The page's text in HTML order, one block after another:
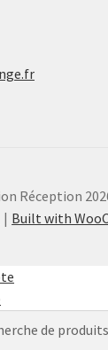
Réception
Built with